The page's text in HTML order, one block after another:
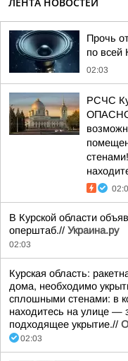
Прочь
по всей
02:03
РСЧС
В Курской области
оперштаб.// Украина.ру
02:03
Курская область:
дома, необходимо
сплошными стенами: в
находитесь на улице —
подходящее укрытие.//
02:03